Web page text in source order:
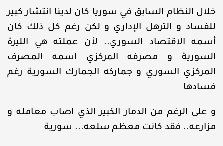
خلال النظام السابق في سوريا كان لدينا انتشار كبير
للفساد و الترهل الإداري و لكن رغم كل ذلك كان
أسمه الاقتصاد السوري.. لأن عملته هي الليرة
السورية و مصرفه المركزي اسمه المصرف
المركزي السوري و جماركه الجمارك السورية رغم
فسادها
و على الرغم من الدمار الكبير الذي اصاب معامله و
مزارعه.. فقد كانت معظم سلعه... سورية